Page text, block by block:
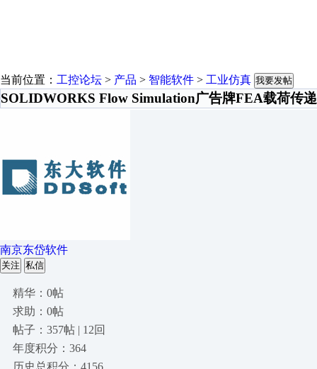
当前位置： 工控论坛 > 产品 > 智能软件 > 工业仿真 我要发帖
SOLIDWORKS Flow Simulation广告牌FEA载荷传递
南京东岱软件
关注 私信
精华：0帖
求助：0帖
帖子：357帖 | 12回
年度积分：364
历史总积分：4156